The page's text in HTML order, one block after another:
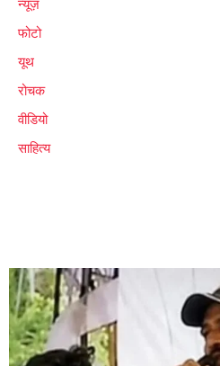
न्यूज़
फोटो
यूथ
रोचक
वीडियो
साहित्य